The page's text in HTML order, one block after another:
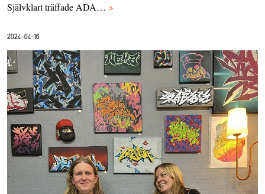
Självklart träffade ADA… >
2024-04-16